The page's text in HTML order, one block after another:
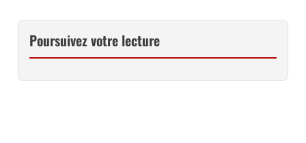
Poursuivez votre lecture